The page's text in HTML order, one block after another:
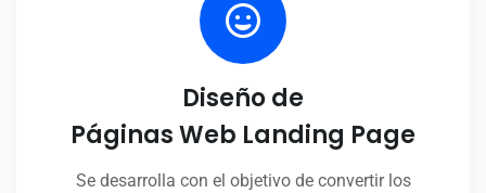
Diseño de
Páginas Web Landing Page
Se desarrolla con el objetivo de convertir los